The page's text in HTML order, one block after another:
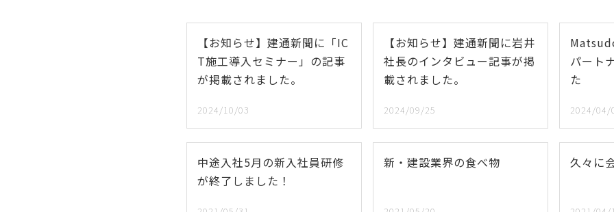
【お知らせ】建通新聞に「IC
T施工導入セミナー」の記事
が掲載されました。
2024/10/03
【お知らせ】建通新聞に岩井
社長のインタビュー記事が掲
載されました。
2024/09/25
パート
た
2024/04/
中途入社5月の新入社員研修
が終了しました！
新・建設業界の食べ物 久々に